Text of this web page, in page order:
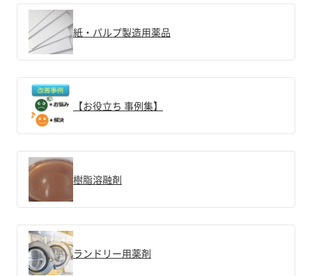
紙・パルプ製造用薬品
【お役立ち 事例集】
樹脂溶融剤
ランドリー用薬剤